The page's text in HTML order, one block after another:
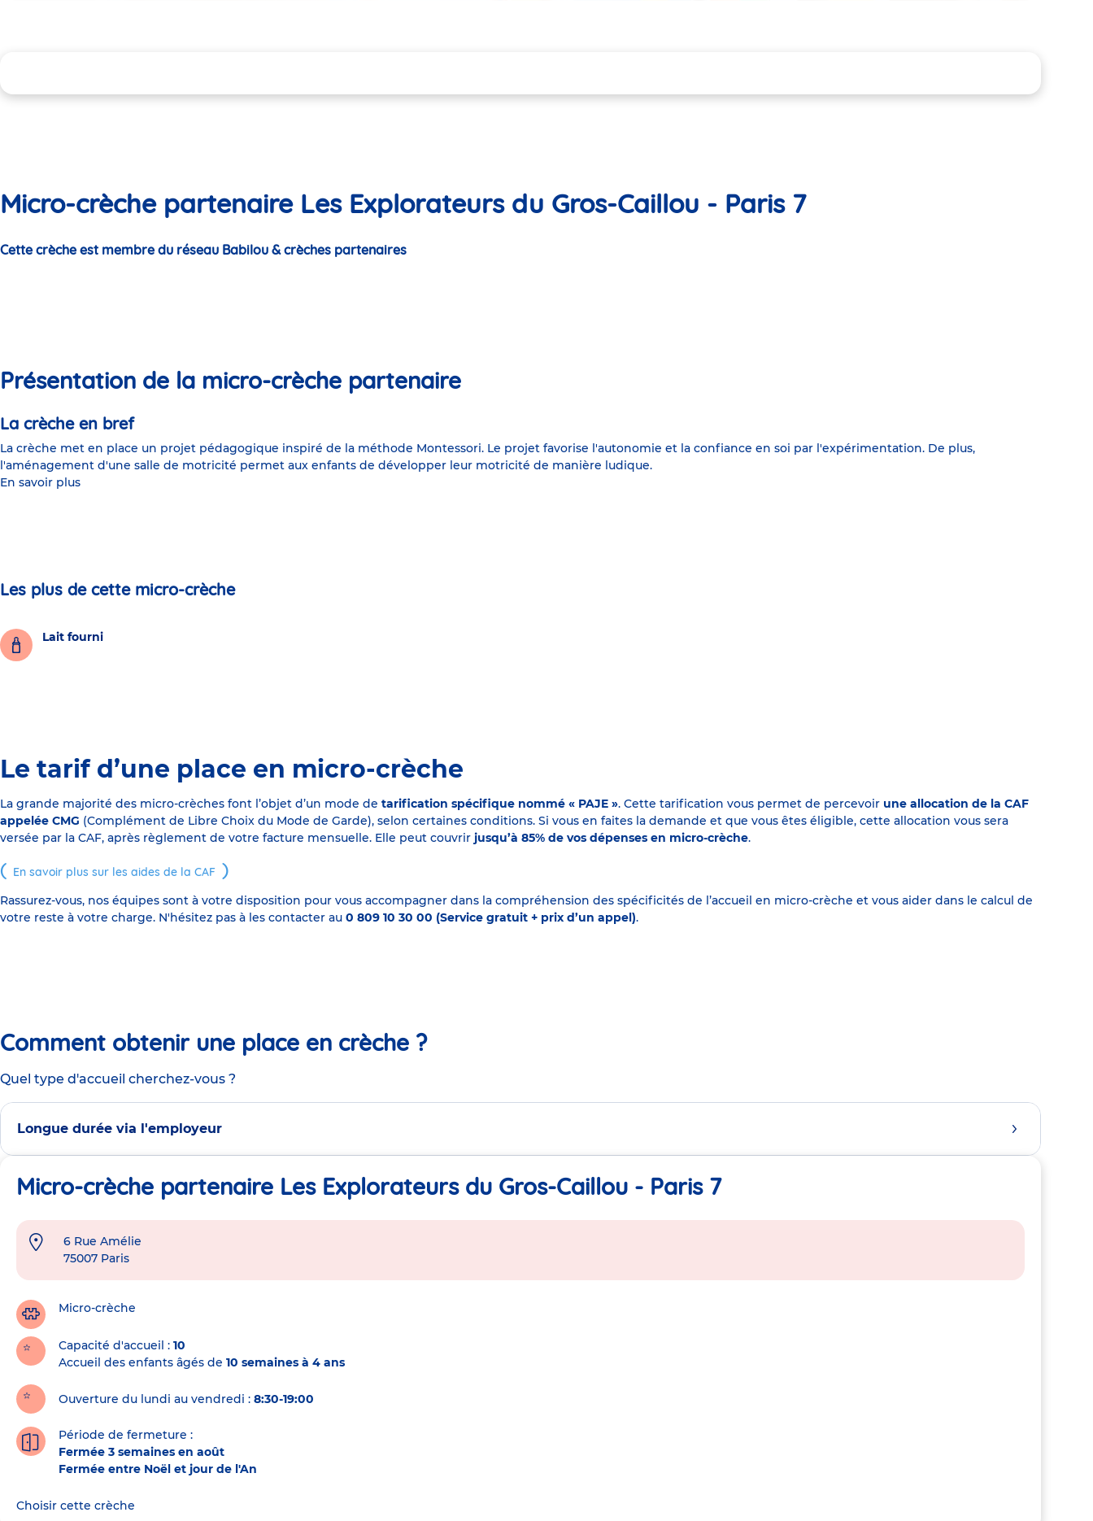
Micro-crèche partenaire Les Explorateurs du Gros-Caillou - Paris 7
Cette crèche est membre du réseau Babilou & crèches partenaires
Présentation de la micro-crèche partenaire
La crèche en bref
La crèche met en place un projet pédagogique inspiré de la méthode Montessori. Le projet favorise l'autonomie et la confiance en soi par l'expérimentation. De plus,
l'aménagement d'une salle de motricité permet aux enfants de développer leur motricité de manière ludique.
En savoir plus
Les plus de cette micro-crèche
Lait fourni
Le tarif d’une place en micro-crèche
La grande majorité des micro-crèches font l’objet d’un mode de tarification spécifique nommé « PAJE ». Cette tarification vous permet de percevoir une allocation de la CAF
appelée CMG (Complément de Libre Choix du Mode de Garde), selon certaines conditions. Si vous en faites la demande et que vous êtes éligible, cette allocation vous sera
versée par la CAF, après règlement de votre facture mensuelle. Elle peut couvrir jusqu’à 85% de vos dépenses en micro-crèche.
En savoir plus sur les aides de la CAF
Rassurez-vous, nos équipes sont à votre disposition pour vous accompagner dans la compréhension des spécificités de l’accueil en micro-crèche et vous aider dans le calcul de
votre reste à votre charge. N'hésitez pas à les contacter au 0 809 10 30 00 (Service gratuit + prix d’un appel).
Comment obtenir une place en crèche ?
Quel type d'accueil cherchez-vous ?
Longue durée via l'employeur
Micro-crèche partenaire Les Explorateurs du Gros-Caillou - Paris 7
Adresse
crèche
6 Rue Amélie
75007 Paris
Micro-crèche
Capacité d'accueil
10
Accueil des enfants âgés de 10 semaines à 4 ans
Ouverture du lundi au vendredi : 8:30-19:00
Période de fermeture :
Fermée 3 semaines en août
Fermée entre Noël et jour de l'An
Choisir cette crèche